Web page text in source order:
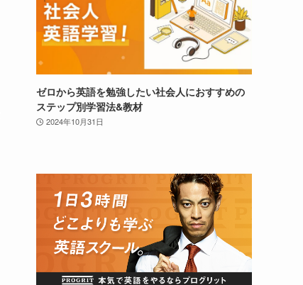
ゼロから英語を勉強したい社会人におすすめの
ステップ別学習法&教材
2024年10月31日